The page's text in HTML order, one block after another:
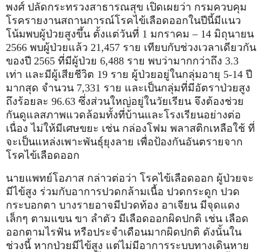
พงศ์ ปลัดกระทรวงสาธารณสุข เปิดเผยว่า กรมควบคุม
โรครายงานสถานการณ์โรคไข้เลือดออกในปีนี้มีแนว
โน้มพบผู้ป่วยสูงขึ้น ตั้งแต่วันที่ 1 มกราคม – 14 มิถุนายน
2566 พบผู้ป่วยแล้ว 21,457 ราย เทียบกับช่วงเวลาเดียวกัน
ของปี 2565 ที่มีผู้ป่วย 6,488 ราย พบว่ามากกว่าถึง 3.3
เท่า และมีผู้เสียชีวิต 19 ราย ผู้ป่วยอยู่ในกลุ่มอายุ 5-14 ปี
มากสุด จำนวน 7,331 ราย และเป็นกลุ่มที่มีอัตราป่วยสูง
ถึงร้อยละ 96.63 ซึ่งส่วนใหญ่อยู่ในวัยเรียน จึงต้องช่วย
กันดูแลสภาพแวดล้อมทั้งที่บ้านและโรงเรียนอย่างต่อ
เนื่อง ไม่ให้มีเศษขยะ เช่น กล่องโฟม พลาสติกเหลือใช้ ที่
จะเป็นแหล่งเพาะพันธุ์ยุงลาย เพื่อป้องกันอันตรายจาก
โรคไข้เลือดออก
นายแพทย์โอภาส กล่าวต่อว่า โรคไข้เลือดออก ผู้ป่วยจะ
มีไข้สูง ร่วมกับอาการปวดกล้ามเนื้อ ปวดกระดูก ปวด
กระบอกตา บางรายอาจมีปวดท้อง อาเจียน มีจุดแดง
เล็กๆ ตามแขน ขา ลําตัว มีเลือดออกผิดปกติ เช่น เลือด
ออกตามไรฟัน หรือประจำเดือนมากผิดปกติ ดังนั้นใน
ช่วงนี้ หากป่วยมีไข้สูง แต่ไม่มีอาการระบบทางเดินหาย